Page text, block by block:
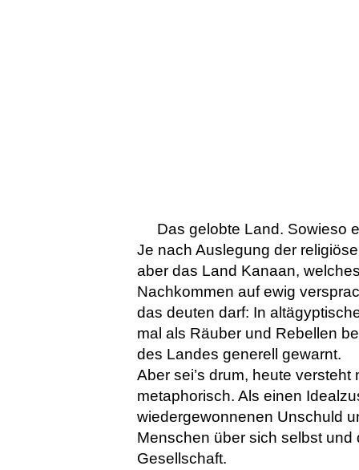
Das gelobte Land. Sowieso
Je nach Auslegung der
aber das Land Kanaan,
Nachkommen auf ewig
das deuten darf: In
mal als Räuber und Rebellen
des Landes generell gewarnt.
Aber sei’s drum, heute
metaphorisch. Als einen
wiedergewonnenen Unschuld
Menschen über sich selbst
Gesellschaft.